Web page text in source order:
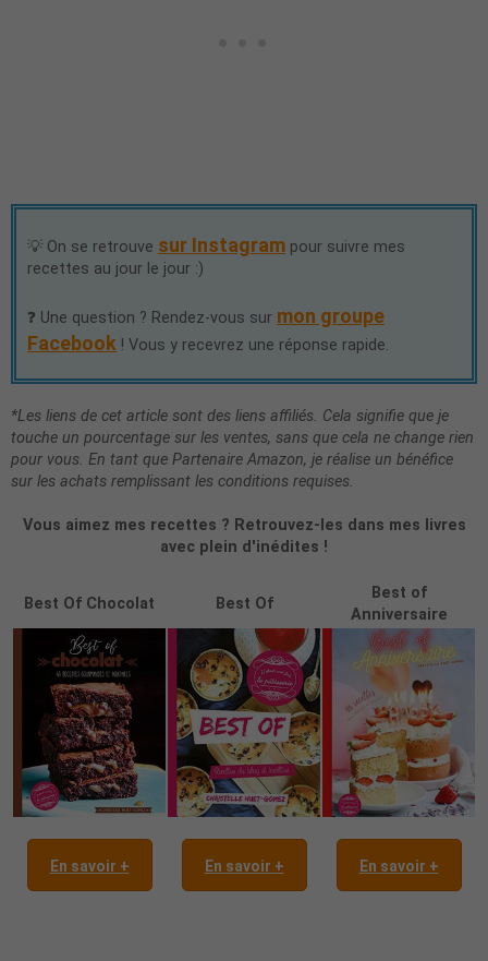
💡 On se retrouve sur Instagram pour suivre mes
recettes au jour le jour :)
❓ Une question ? Rendez-vous sur mon groupe
Facebook ! Vous y recevrez une réponse rapide.
*Les liens de cet article sont des liens affiliés. Cela signifie que je
touche un pourcentage sur les ventes, sans que cela ne change rien
pour vous. En tant que Partenaire Amazon, je réalise un bénéfice
sur les achats remplissant les conditions requises.
Vous aimez mes recettes ? Retrouvez-les dans mes livres
avec plein d'inédites !
Best Of Chocolat Best Of
Best of
Anniversaire
En savoir + En savoir + En savoir +